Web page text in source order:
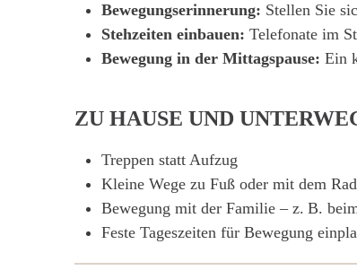
Bewegungserinnerung: Stellen Sie
Stehzeiten einbauen: Telefonate im
Bewegung in der Mittagspause: Ein
ZU HAUSE UND
Treppen statt Aufzug
Kleine Wege zu Fuß oder mit dem Rad
Bewegung mit der Familie – z. B.
Feste Tageszeiten für Bewegung